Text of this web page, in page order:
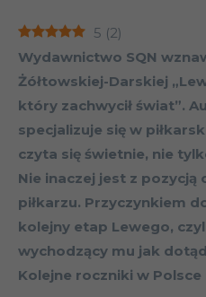
5 (2)
Wydawnictwo SQN
Żółtowskiej-Darskiej
który zachwycił świat”.
specjalizuje się w
czyta się świetnie, nie
Nie inaczej jest z
piłkarzu. Przyczynkiem
kolejny etap Lewego,
wychodzący mu jak
Kolejne roczniki w